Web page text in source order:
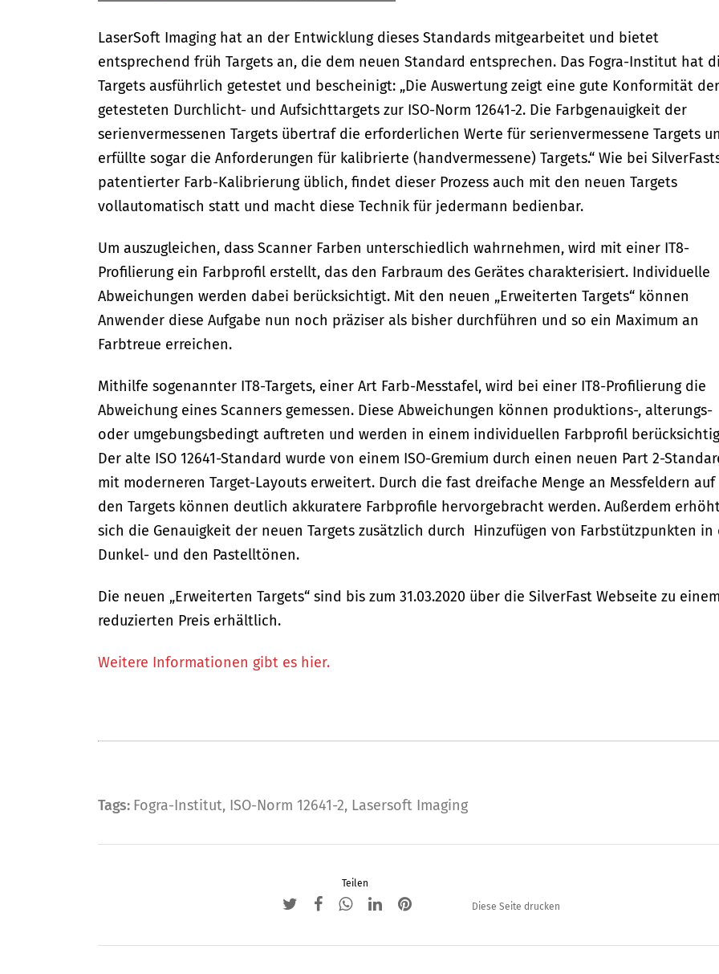
LaserSoft Imaging hat an der Entwicklung dieses Standards mitgearbeitet und bietet
entsprechend früh Targets an, die dem neuen Standard entsprechen. Das Fogra-Institut hat
Targets ausführlich getestet und bescheinigt: „Die Auswertung zeigt eine gute Konformität der
getesteten Durchlicht- und Aufsichttargets zur ISO-Norm 12641-2. Die Farbgenauigkeit der
serienvermessenen Targets übertraf die erforderlichen Werte für serienvermessene Targets
erfüllte sogar die Anforderungen für kalibrierte (handvermessene) Targets.“ Wie bei
patentierter Farb-Kalibrierung üblich, findet dieser Prozess auch mit den neuen Targets
vollautomatisch statt und macht diese Technik für jedermann bedienbar.
Um auszugleichen, dass Scanner Farben unterschiedlich wahrnehmen, wird mit einer IT8-
Profilierung ein Farbprofil erstellt, das den Farbraum des Gerätes charakterisiert. Individuelle
Abweichungen werden dabei berücksichtigt. Mit den neuen „Erweiterten Targets“ können
Anwender diese Aufgabe nun noch präziser als bisher durchführen und so ein Maximum an
Farbtreue erreichen.
Mithilfe sogenannter IT8-Targets, einer Art Farb-Messtafel, wird bei einer IT8-Profilierung die
Abweichung eines Scanners gemessen. Diese Abweichungen können produktions-, alterungs-
oder umgebungsbedingt auftreten und werden in einem individuellen Farbprofil
Der alte ISO 12641-Standard wurde von einem ISO-Gremium durch einen neuen Part 2-
mit moderneren Target-Layouts erweitert. Durch die fast dreifache Menge an Messfeldern auf
den Targets können deutlich akkuratere Farbprofile hervorgebracht werden. Außerdem
sich die Genauigkeit der neuen Targets zusätzlich durch Hinzufügen von Farbstützpunkten in
Dunkel- und den Pastelltönen.
Die neuen „Erweiterten Targets“ sind bis zum 31.03.2020 über die SilverFast Webseite zu einem
reduzierten Preis erhältlich.
Weitere Informationen gibt es hier.
Tags: Fogra-Institut, ISO-Norm 12641-2, Lasersoft Imaging
Teilen
Diese Seite drucken